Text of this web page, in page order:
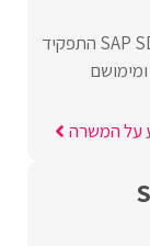
MalamTeam מגייסת לארגון גדול מיישם/ת SAP SD התפקיד
על המשרה